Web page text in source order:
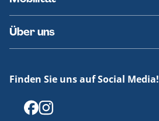
Fundsachen
Häufige Fragen
Barrierefreies Reisen
Erklärung Barrierefreiheit
Über uns
Offenlegungen
Finden Sie uns auf Social Media!